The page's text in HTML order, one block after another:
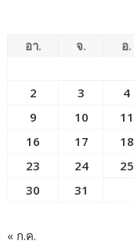
อา. จ. อ.
2
3 4
9
10 11
16
17 18
23
24 25
30
31
« ก.ค.